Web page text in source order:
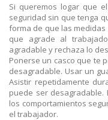
Si queremos logar que
seguridad sin que tenga
forma de que las
que agrade al
agradable y rechaza lo
Ponerse un casco que te
desagradable. Usar un
Asistir repetidamente
puede ser desagradable.
los comportamientos
el trabajador.